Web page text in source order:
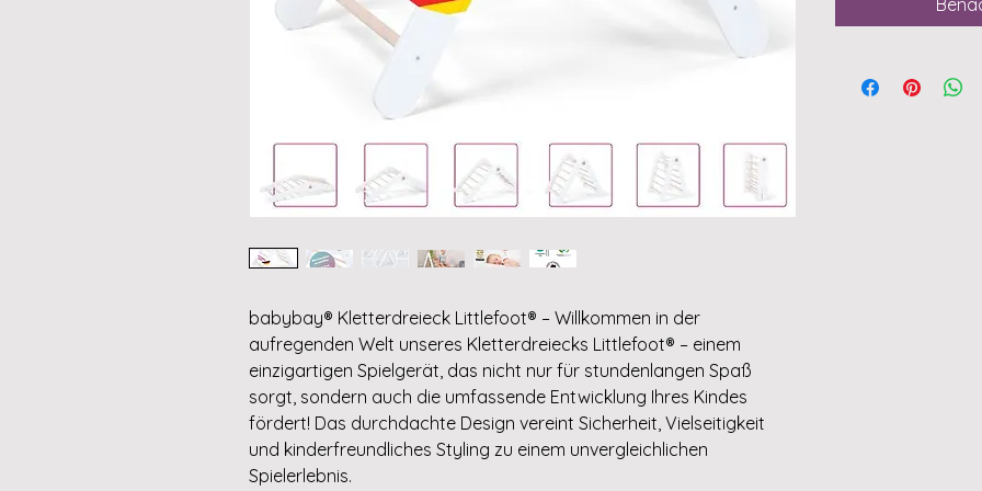
babybay® Kletterdreieck Littlefoot® – Willkommen in der
aufregenden Welt unseres Kletterdreiecks Littlefoot® – einem
einzigartigen Spielgerät, das nicht nur für stundenlangen Spaß
sorgt, sondern auch die umfassende Entwicklung Ihres Kindes
fördert! Das durchdachte Design vereint Sicherheit, Vielseitigkeit
und kinderfreundliches Styling zu einem unvergleichlichen
Spielerlebnis.